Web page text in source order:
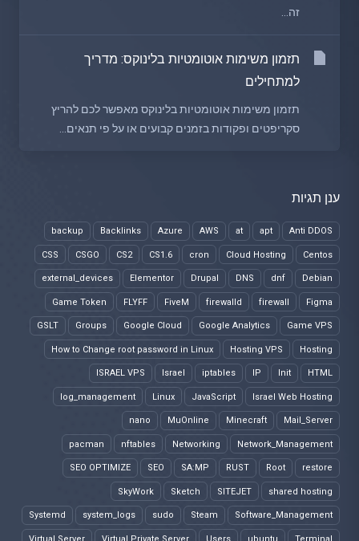
ענן תגיות
Anti DDOS
apt
at
AWS
Azure
Backlinks
backup
Centos
Cloud Hosting
cron
CS1.6
CS2
CSGO
CSS
Debian
dnf
DNS
Drupal
Elementor
external_devices
Figma
firewall
firewalld
FiveM
FLYFF
Game Token
Game VPS
Google Analytics
Google Cloud
Groups
GSLT
Hosting
Hosting VPS
How to Change root password in Linux
HTML
Init
IP
iptables
Israel
ISRAEL VPS
Israel Web Hosting
JavaScript
Linux
log_management
Mail_Server
Minecraft
MuOnline
nano
Network_Management
Networking
nftables
pacman
restore
Root
RUST
SA:MP
SEO
SEO OPTIMIZE
shared hosting
SITEJET
Sketch
SkyWork
Software_Management
Steam
sudo
system_logs
Systemd
Terminal
ubuntu
Users
Virtual Private Server
Virtual Server
זה...
תזמון משימות אוטומטיות בלינוקס: מדריך
למתחילים
תזמון משימות אוטומטיות בלינוקס מאפשר לכם להריץ
סקריפטים ופקודות בזמנים קבועים או על פי תנאים...